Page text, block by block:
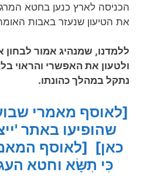
הכניסה לארץ כנען בחטא
את הטיעון שנעזר באבות
ללמדנו, שמנהיג אמור לבחון
ולטעון את האפשרי והראוי
נתקל במהלך כהונתו.
[לאוסף מאמרי
שהופיעו באתר
כאן] [לאוסף
כִּי תִשָּׂא וחטא